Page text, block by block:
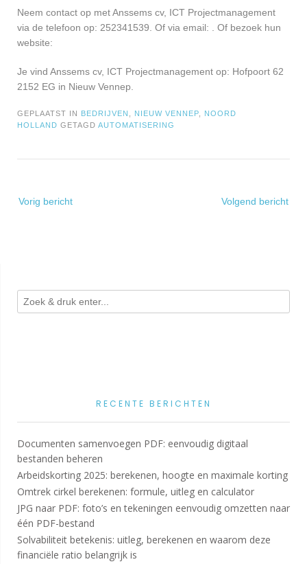
Neem contact op met Anssems cv, ICT Projectmanagement
via de telefoon op: 252341539. Of via email:
. Of bezoek hun
website:
Je vind Anssems cv, ICT Projectmanagement op: Hofpoort 62
2152 EG in Nieuw Vennep.
GEPLAATST IN BEDRIJVEN NIEUW VENNEP
NOORD
HOLLAND GETAGD AUTOMATISERING
navigatie
Vorig bericht Volgend bericht
RECENTE BERICHTEN
Documenten samenvoegen PDF: eenvoudig digitaal
bestanden beheren
Arbeidskorting 2025: berekenen, hoogte en maximale korting
Omtrek cirkel berekenen: formule, uitleg en calculator
JPG naar PDF: foto’s en tekeningen eenvoudig omzetten naar
één PDF-bestand
Solvabiliteit betekenis: uitleg, berekenen en waarom deze
financiële ratio belangrijk is